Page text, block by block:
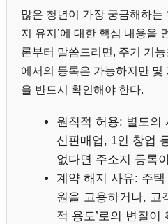
많은 청년이 가장 궁금해하는
지 유지’에 대한 핵심 내용을
론부터 말씀드리면, 주거 기
에서의 등록은 가능하지만 몇
을 반드시 확인해야 한다.
원칙적 허용: 별도의
신판매업, 1인 창업
없다면 주소지 등록
계약 해지 사유: 주
원을 고용하거나, 고
적 용도’로의 변질